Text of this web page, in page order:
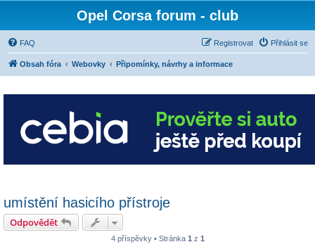
Opel Corsa forum - club
FAQ Přihlásit se
Registrovat
Obsah fóra Webovky Připomínky, návrhy a informace
umístění hasicího přístroje
Odpovědět
4 příspěvky • Stránka 1 z 1